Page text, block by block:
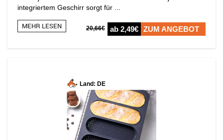
integriertem Geschirr sorgt für ...
MEHR LESEN 20,66€ ab 2,49€ ZUM ANGEBOT
Land: DE